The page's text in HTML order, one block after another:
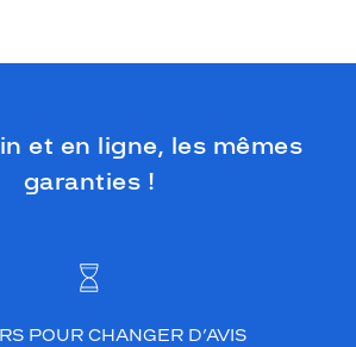
et en ligne, les mêmes
garanties !
POUR CHANGER D’AVIS